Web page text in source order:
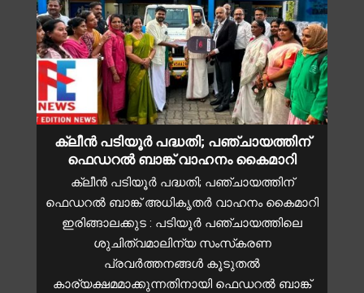
ക്ലീൻ പടിയൂർ പദ്ധതി; പഞ്ചായത്തിന്
ഫെഡറൽ ബാങ്ക് വാഹനം കൈമാറി
ക്ലീൻ പടിയൂർ പദ്ധതി; പഞ്ചായത്തിന്
ഫെഡറൽ ബാങ്ക് അധികൃതർ വാഹനം കൈമാറി
ഇരിങ്ങാലക്കുട : പടിയൂർ പഞ്ചായത്തിലെ
ശുചിത്വമാലിന്യ സംസ്‌കരണ
പ്രവർത്തനങ്ങൾ കൂടുതൽ
കാര്യക്ഷമമാക്കുന്നതിനായി ഫെഡറൽ ബാങ്ക്